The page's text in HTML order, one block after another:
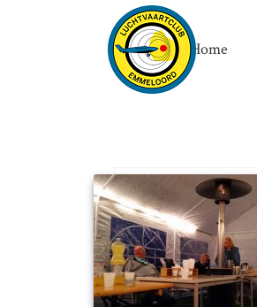
Home